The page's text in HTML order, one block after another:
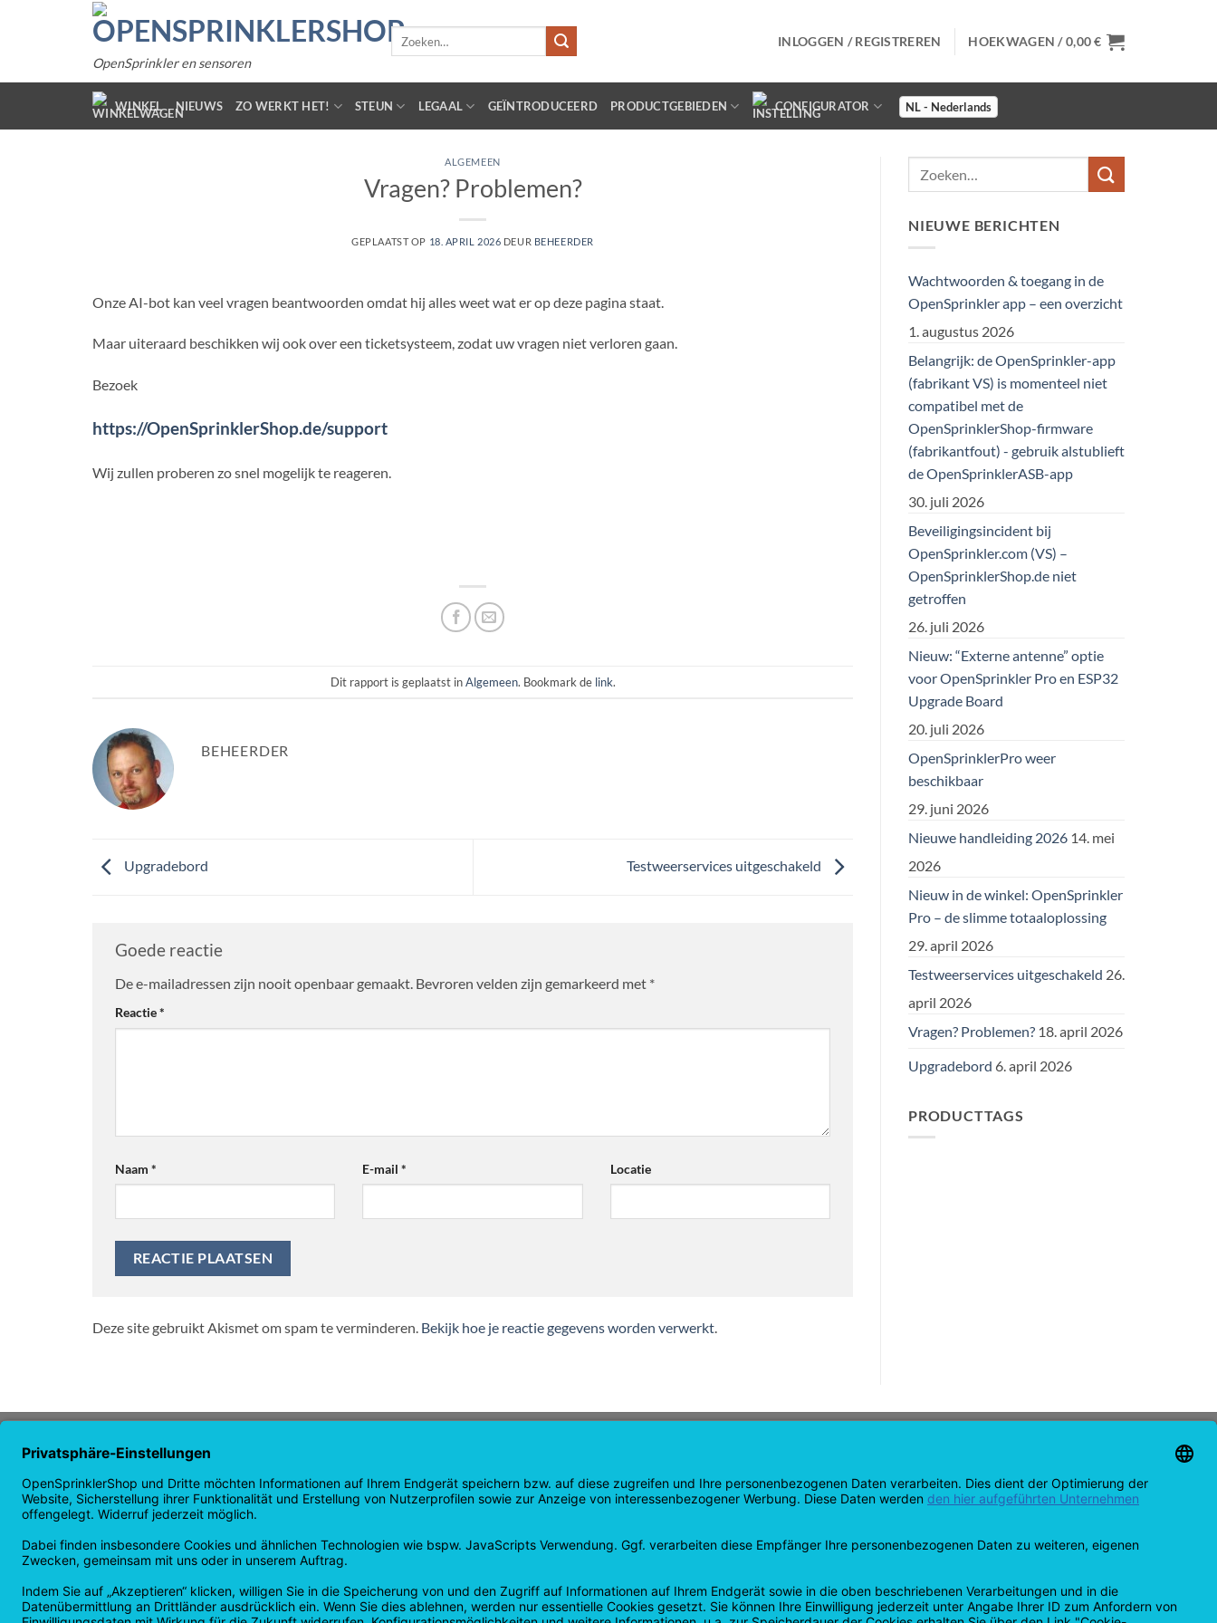
OpenSprinkler en sensoren
INLOGGEN / REGISTREREN HOEKWAGEN /0,00€
WINKEL NIEUWS ZO WERKT HET! STEUN LEGAAL GEÏNTRODUCEERD PRODUCTGEBIEDEN CONFIGURATOR
ALGEMEEN
Vragen? Problemen?
GEPLAATST OP 18. APRIL 2026 DEUR BEHEERDER
Onze AI-bot kan veel vragen beantwoorden omdat hij alles weet wat er op deze pagina staat.
Maar uiteraard beschikken wij ook over een ticketsysteem, zodat uw vragen niet verloren gaan.
Bezoek
https://OpenSprinklerShop.de/support
Wij zullen proberen zo snel mogelijk te reageren.
Dit rapport is geplaatst inAlgemeen. Bookmark de link.
BEHEERDER
Upgradebord Testweerservices uitgeschakeld
Goede reactie
De e-mailadressen zijn nooit openbaar gemaakt. Bevroren velden zijn gemarkeerd met *
Reactie*
Naam * E-mail* Locatie
Alternative:
Deze site gebruikt Akismet om spam te verminderen. Bekijk hoe je reactie gegevens worden verwerkt.
NIEUWE BERICHTEN
Wachtwoorden & toegang in de
OpenSprinkler app – een overzicht
1. augustus 2026
Belangrijk: de OpenSprinkler-app
(fabrikant VS) is momenteel niet
compatibel met de
OpenSprinklerShop-firmware
(fabrikantfout) - gebruik alstublieft
de OpenSprinklerASB-app
30. juli 2026
Beveiligingsincident bij
OpenSprinkler.com (VS) –
OpenSprinklerShop.de niet
getroffen
26. juli 2026
Nieuw: “Externe antenne” optie
voor OpenSprinkler Pro en ESP32
Upgrade Board
20. juli 2026
OpenSprinklerPro weer
beschikbaar
29. juni 2026
Nieuwe handleiding 2026 14. mei
2026
Nieuw in de winkel: OpenSprinkler
Pro – de slimme totaaloplossing
29. april 2026
Testweerservices uitgeschakeld 26.
april 2026
Vragen? Problemen? 18. april 2026
Upgradebord 6. april 2026
PRODUCTTAGS
OVER ONS
OpenSprinkler is 's werelds
toonaangevende open source
irrigatiesysteem. Gebruik de kracht
van OpenSource en automatiseer uw
irrigatie!
Startpagina
nieuws
Retouren en terugbetalingen
Privacybeleid
Producten
Uitchecken
contract ingetrokken
support@opensprinklershop.de
Contactpagina
Cookie-instellingen